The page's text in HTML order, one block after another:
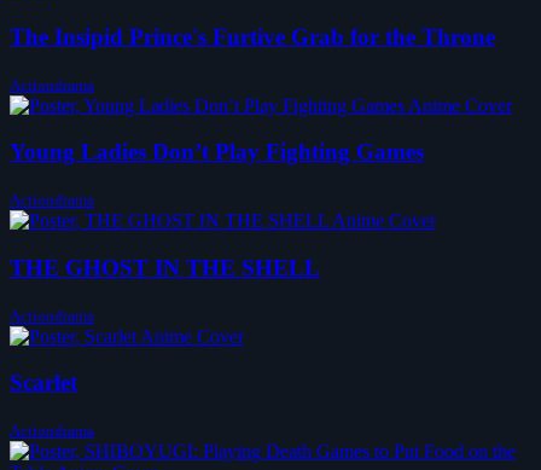
The Insipid Prince's Furtive Grab for the Throne
Actiondrama
Young Ladies Don’t Play Fighting Games
Actiondrama
THE GHOST IN THE SHELL
Actiondrama
Scarlet
Actiondrama